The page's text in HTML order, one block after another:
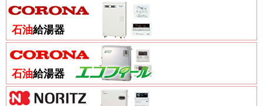
石油給湯器
石油給湯器